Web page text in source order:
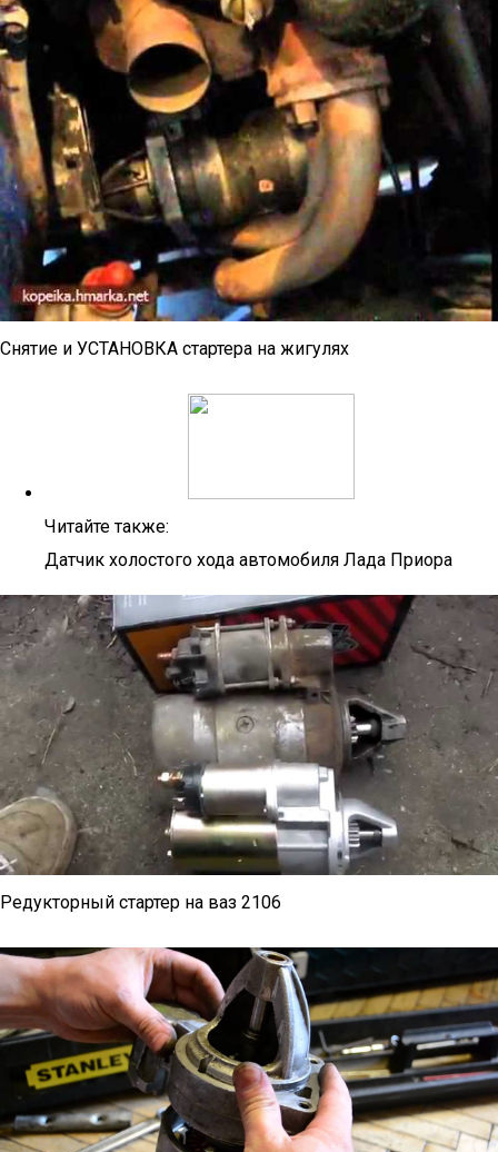
Снятие и УСТАНОВКА стартера на жигулях
Читайте также:
Датчик холостого хода автомобиля Лада Приора
Редукторный стартер на ваз 2106